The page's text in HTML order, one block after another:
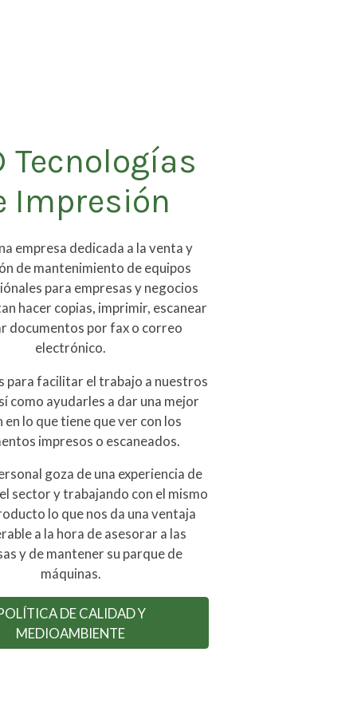
Tecnologías
Impresión
empresa dedicada a la venta y
de mantenimiento de equipos
para empresas y negocios
hacer copias, imprimir, escanear
documentos por fax o correo
electrónico.
para facilitar el trabajo a nuestros
como ayudarles a dar una mejor
en lo que tiene que ver con los
impresos o escaneados.
goza de una experiencia de
sector y trabajando con el mismo
lo que nos da una ventaja
a la hora de asesorar a las
y de mantener su parque de
máquinas.
DE CALIDAD Y
MEDIOAMBIENTE